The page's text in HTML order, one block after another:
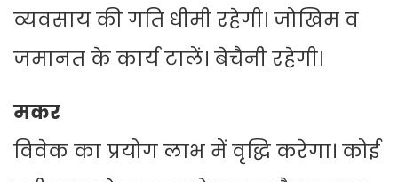
व्यवसाय की गति धीमी रहेगी। जोखिम व
जमानत के कार्य टालें। बेचैनी रहेगी।
मकर
विवेक का प्रयोग लाभ में वृद्धि करेगा। कोई